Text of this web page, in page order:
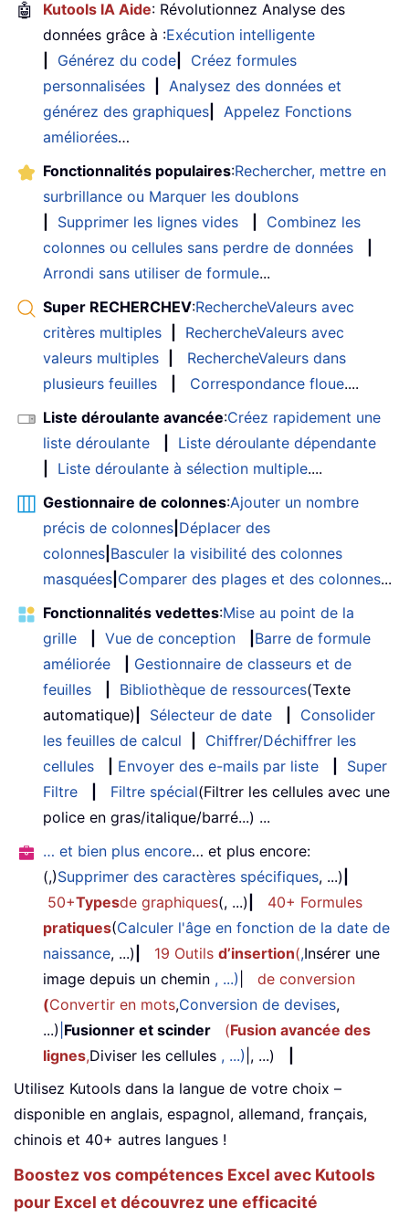
🤖 Kutools IA Aide: Révolutionnez Analyse des
données grâce à :Exécution intelligente
Générez du code
Créez formules
personnalisées
Analysez des données et
générez des graphiques
Appelez Fonctions
améliorées…
Fonctionnalités populaires:Rechercher, mettre en
surbrillance ou Marquer les doublons
Supprimer les lignes vides
Combinez les
colonnes ou cellules sans perdre de données
Arrondi sans utiliser de formule...
Super RECHERCHEV:RechercheValeurs avec
critères multiples
RechercheValeurs avec
valeurs multiples
RechercheValeurs dans
plusieurs feuilles
Correspondance floue....
Liste déroulante avancée:Créez rapidement une
liste déroulante
Liste déroulante dépendante
Liste déroulante à sélection multiple....
Gestionnaire de colonnes:Ajouter un nombre
précis de colonnes Déplacer des
colonnes Basculer la visibilité des colonnes
masquées Comparer des plages et des colonnes...
Fonctionnalités vedettes:Mise au point de la
grille
Vue de conception
Barre de formule
améliorée
Gestionnaire de classeurs et de
feuilles
Bibliothèque de ressources(Texte
automatique)
Sélecteur de date
Consolider
les feuilles de calcul
Chiffrer/Déchiffrer les
cellules
Envoyer des e-mails par liste
Super
Filtre
Filtre spécial(Filtrer les cellules avec une
police en gras/italique/barré...) ...
… et bien plus encore… et plus encore:
(,)Supprimer des caractères spécifiques, ...)
50+Typesde graphiques(, ...)
40+ Formules
pratiques(Calculer l'âge en fonction de la date de
naissance, ...) 19 Outils d’insertion(,Insérer une
image depuis un chemin , ...)
de conversion
(Convertir en mots,Conversion de devises,
...) Fusionner et scinder (Fusion avancée des
lignes,Diviser les cellules , ...) |, ...)
Utilisez Kutools dans la langue de votre choix –
disponible en anglais, espagnol, allemand, français,
chinois et 40+ autres langues !
Boostez vos compétences Excel avec Kutools
pour Excel et découvrez une efficacité